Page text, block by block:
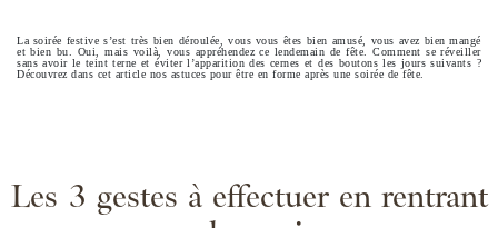
La soirée festive s’est très bien déroulée, vous vous êtes bien amusé, vous avez bien mangé
et bien bu. Oui, mais voilà, vous appréhendez ce lendemain de fête. Comment se réveiller
sans avoir le teint terne et éviter l’apparition des cernes et des boutons les jours suivants ?
Découvrez dans cet article nos astuces pour être en forme après une soirée de fête.
Les 3 gestes à effectuer en rentrant